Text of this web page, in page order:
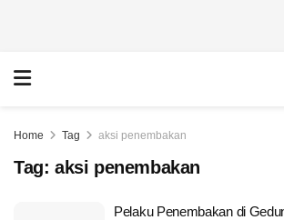
Home Tag aksi penembakan
Tag: aksi penembakan
Pelaku Penembakan di